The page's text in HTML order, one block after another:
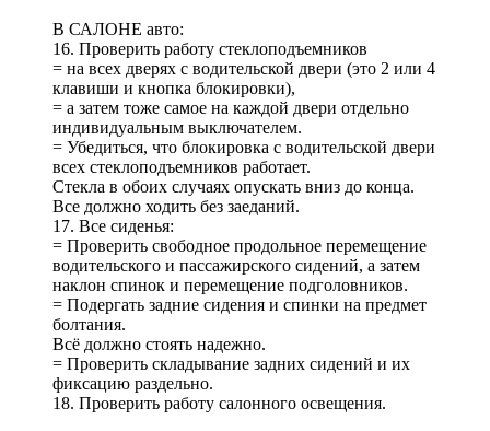
В САЛОНЕ авто:
16. Проверить работу стеклоподъемников
= на всех дверях с водительской двери (это 2 или 4
клавиши и кнопка блокировки),
= а затем тоже самое на каждой двери отдельно
индивидуальным выключателем.
= Убедиться, что блокировка с водительской двери
всех стеклоподъемников работает.
Стекла в обоих случаях опускать вниз до конца.
Все должно ходить без заеданий.
17. Все сиденья:
= Проверить свободное продольное перемещение
водительского и пассажирского сидений, а затем
наклон спинок и перемещение подголовников.
= Подергать задние сидения и спинки на предмет
болтания.
Всё должно стоять надежно.
= Проверить складывание задних сидений и их
фиксацию раздельно.
18. Проверить работу салонного освещения.